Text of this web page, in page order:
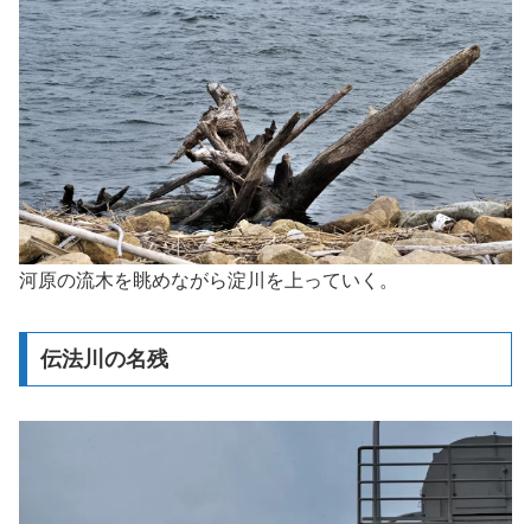
河原の流木を眺めながら淀川を上っていく。
伝法川の名残